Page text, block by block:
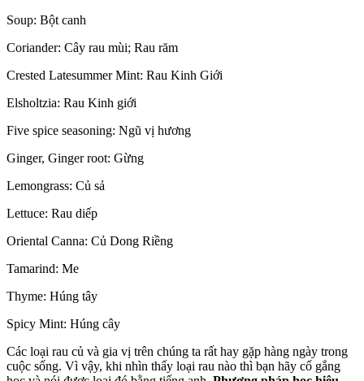
Soup: Bột canh
Coriander: Cây rau mùi; Rau răm
Crested Latesummer Mint: Rau Kinh Giới
Elsholtzia: Rau Kinh giới
Five spice seasoning: Ngũ vị hương
Ginger, Ginger root: Gừng
Lemongrass: Củ sả
Lettuce: Rau diếp
Oriental Canna: Củ Dong Riềng
Tamarind: Me
Thyme: Húng tây
Spicy Mint: Húng cây
Các loại rau củ và gia vị trên chúng ta rất hay gặp hàng ngày trong
cuộc sống. Vì vậy, khi nhìn thấy loại rau nào thì bạn hãy cố gắng